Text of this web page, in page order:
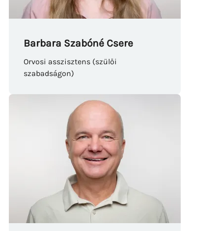
Barbara Szabóné Csere
Orvosi asszisztens (szülői
szabadságon)